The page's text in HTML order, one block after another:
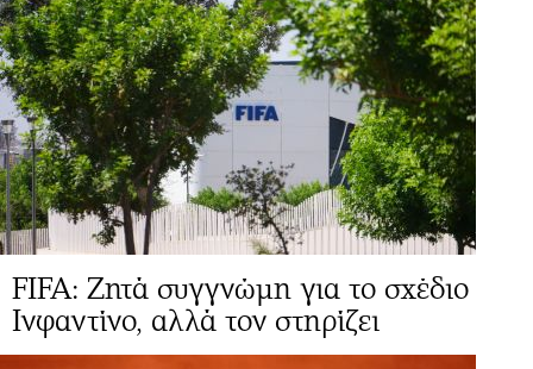
FIFA: Ζητά συγγνώμη για το σχέδιο
Ινφαντίνο, αλλά τον στηρίζει